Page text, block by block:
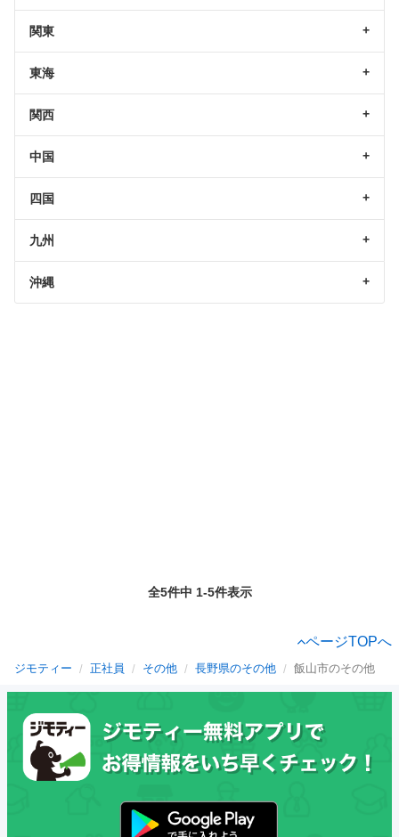
関東
東海
関西
中国
四国
九州
沖縄
全5件中 1-5件表示
ページTOPへ
ジモティー 正社員 その他 長野県のその他 飯山市のその他